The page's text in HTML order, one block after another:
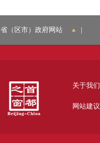
省（区市）政府网站
关于我们
网站建议